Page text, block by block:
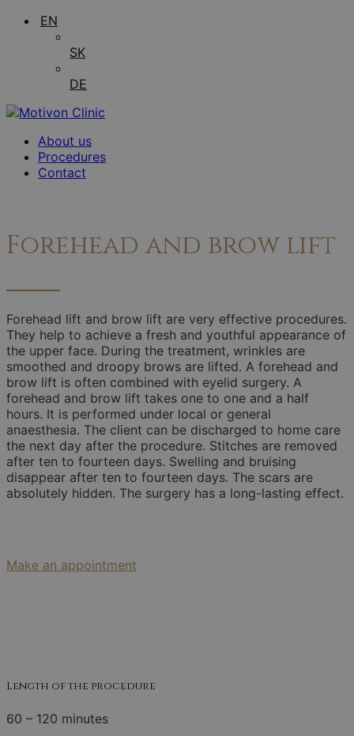
EN
SK
DE
About us
Procedures
Contact
Forehead and brow lift
Forehead lift and brow lift are very effective procedures.
They help to achieve a fresh and youthful appearance of
the upper face. During the treatment, wrinkles are
smoothed and droopy brows are lifted. A forehead and
brow lift is often combined with eyelid surgery. A
forehead and brow lift takes one to one and a half
hours. It is performed under local or general
anaesthesia. The client can be discharged to home care
the next day after the procedure. Stitches are removed
after ten to fourteen days. Swelling and bruising
disappear after ten to fourteen days. The scars are
absolutely hidden. The surgery has a long-lasting effect.
Make an appointment
Length of the procedure
60 – 120 minutes